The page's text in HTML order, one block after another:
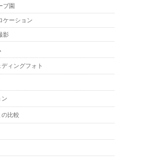
ブ園
ケーション
影
ィングフォト
ン
比較